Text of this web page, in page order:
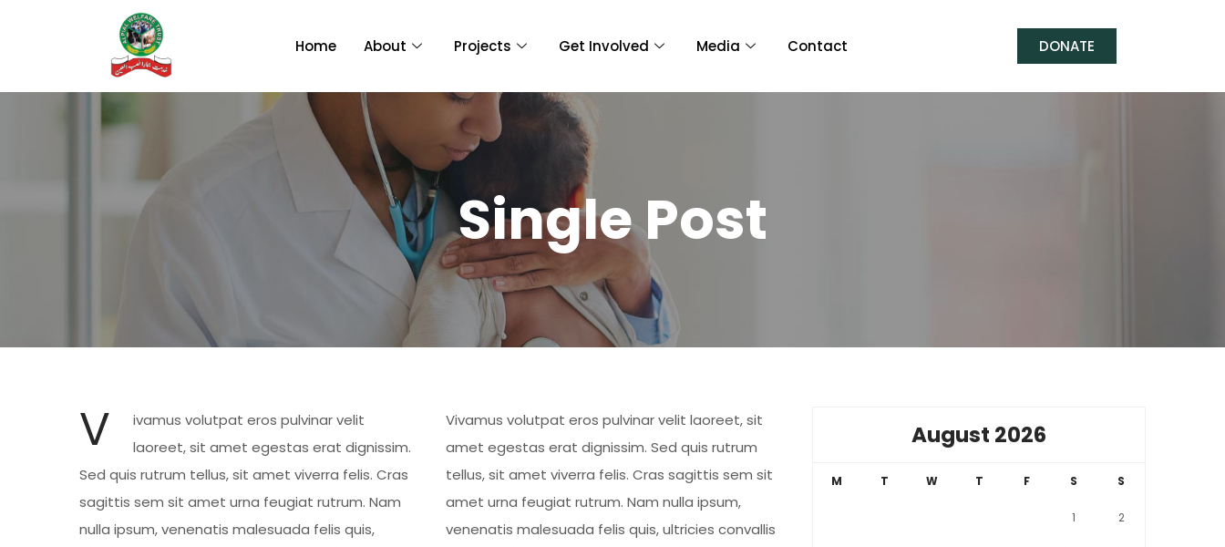
Home About Projects Get Involved Media Contact DONATE
Single Post
V
ivamus volutpat eros pulvinar velit
laoreet, sit amet egestas erat dignissim.
Sed quis rutrum tellus, sit amet viverra felis. Cras
sagittis sem sit amet urna feugiat rutrum. Nam
nulla ipsum, venenatis malesuada felis quis,
Vivamus volutpat eros pulvinar velit laoreet, sit
amet egestas erat dignissim. Sed quis rutrum
tellus, sit amet viverra felis. Cras sagittis sem sit
amet urna feugiat rutrum. Nam nulla ipsum,
venenatis malesuada felis quis, ultricies convallis
August 2026
M T W T F S S
1 2